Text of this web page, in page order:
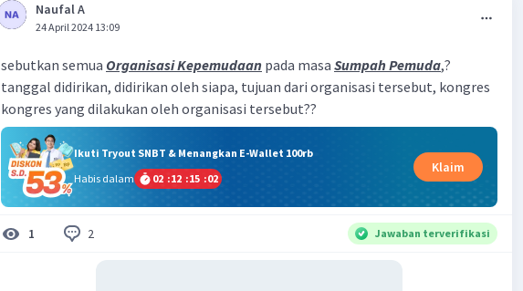
Naufal A
24 April 2024 13:09
sebutkan semua Organisasi Kepemudaan pada masa Sumpah Pemuda,?
tanggal didirikan, didirikan oleh siapa, tujuan dari organisasi tersebut, kongres
kongres yang dilakukan oleh organisasi tersebut??
Ikuti Tryout SNBT & Menangkan E-Wallet 100rb
Habis dalam
02 :12 :15 :01
Klaim
1 2 Jawaban terverifikasi